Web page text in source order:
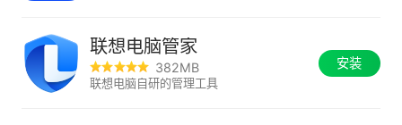
联想电脑管家
382MB
联想电脑自研的管理工具
安装